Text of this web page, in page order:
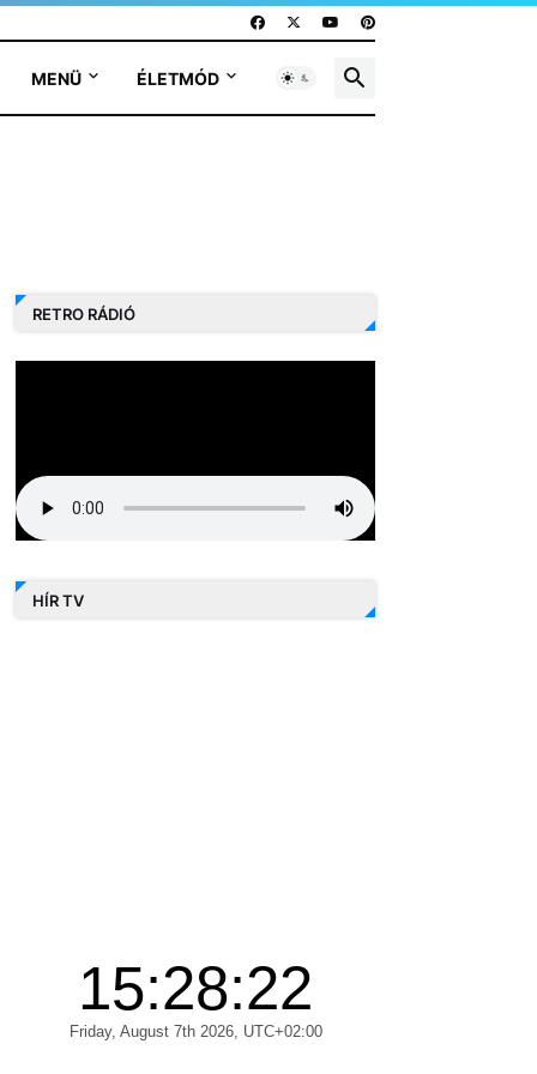
MENÜ ÉLETMÓD
RETRO RÁDIÓ
HÍR TV